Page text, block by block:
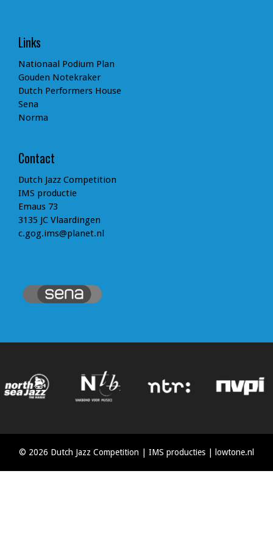
Links
Nationaal Podium Plan
Gouden Notekraker
Dutch Performers House
Sena
Norma
Contact
Dutch Jazz Competition
IMS productie
Emaus 73
3135 JC Vlaardingen
c.gog.ims@planet.nl
© 2026 Dutch Jazz Competition | IMS producties | lowtone.nl